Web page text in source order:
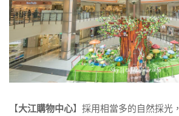
【大江購物中心】採用相當多的自然採光，